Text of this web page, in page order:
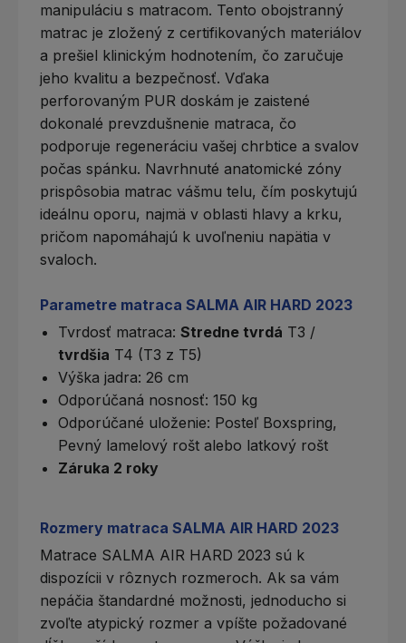
manipuláciu s matracom. Tento obojstranný
matrac je zložený z certifikovaných materiálov
a prešiel klinickým hodnotením, čo zaručuje
jeho kvalitu a bezpečnosť. Vďaka
perforovaným PUR doskám je zaistené
dokonalé prevzdušnenie matraca, čo
podporuje regeneráciu vašej chrbtice a svalov
počas spánku. Navrhnuté anatomické zóny
prispôsobia matrac vášmu telu, čím poskytujú
ideálnu oporu, najmä v oblasti hlavy a krku,
pričom napomáhajú k uvoľneniu napätia v
svaloch.
Parametre matraca SALMA AIR HARD 2023
Tvrdosť matraca: Stredne tvrdá T3 /
tvrdšia T4 (T3 z T5)
Výška jadra: 26 cm
Odporúčaná nosnosť: 150 kg
Odporúčané uloženie: Posteľ Boxspring,
Pevný lamelový rošt alebo latkový rošt
Záruka 2 roky
Rozmery matraca SALMA AIR HARD 2023
Matrace SALMA AIR HARD 2023 sú k
dispozícii v rôznych rozmeroch. Ak sa vám
nepáčia štandardné možnosti, jednoducho si
zvoľte atypický rozmer a vpíšte požadované